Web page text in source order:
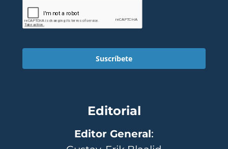
Suscríbete
Editorial
Editor General: